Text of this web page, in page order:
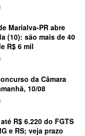
Marialva-PR abre
(10): são mais de 40
R$ 6 mil
da Câmara
10/08
R$ 6.220 do FGTS
e RS; veja prazo